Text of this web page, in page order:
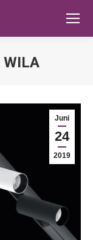
WILA
Juni
24
2019